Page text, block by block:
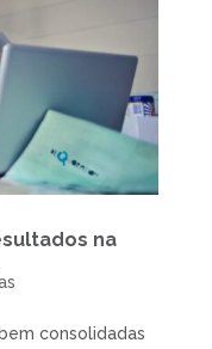
na
consolidadas